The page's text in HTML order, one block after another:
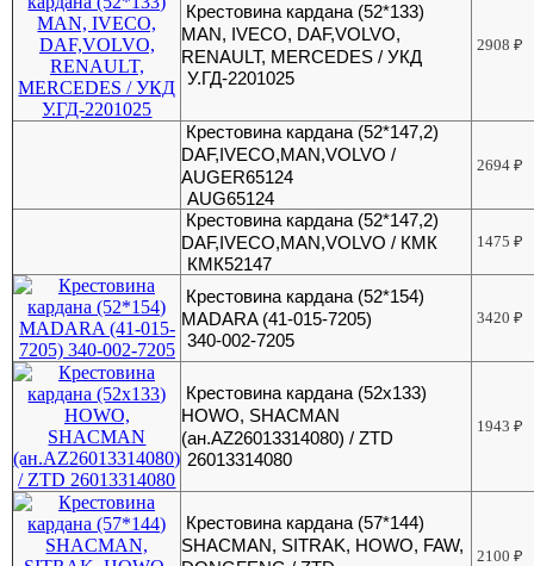
Крестовина кардана (52*133)
MAN, IVECO, DAF,VOLVO,
RENAULT, MERCEDES / УКД
У.ГД-2201025
2908₽
Крестовина кардана (52*147,2)
DAF,IVECO,MAN,VOLVO /
AUGER65124
AUG65124
2694₽
Крестовина кардана (52*147,2)
DAF,IVECO,MAN,VOLVO / КМК
КМК52147
1475₽
Крестовина кардана (52*154)
MADARA (41-015-7205)
340-002-7205
3420₽
Крестовина кардана (52х133)
HOWO, SHACMAN
(ан.AZ26013314080) / ZTD
26013314080
1943₽
Крестовина кардана (57*144)
SHACMAN, SITRAK, HOWO, FAW,
2100₽